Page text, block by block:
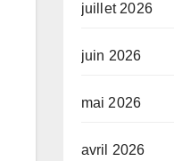
juillet 2026
juin 2026
mai 2026
avril 2026